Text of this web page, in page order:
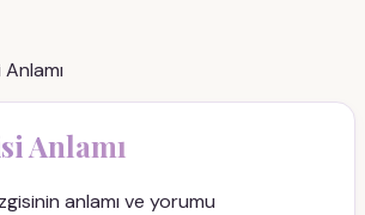
Anlamı
anlamı ve yorumu